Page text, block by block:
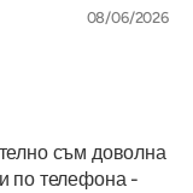
08/06/2026
съм доволна
по телефона -